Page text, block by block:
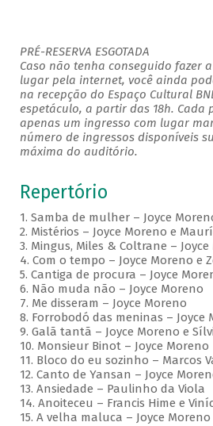
PRÉ-RESERVA ESGOTADA
Caso não tenha conseguido fazer
lugar pela internet, você ainda
na recepção do Espaço Cultural
espetáculo, a partir das 18h. Cada
apenas um ingresso com lugar
número de ingressos disponíveis
máxima do auditório.
Repertório
1. Samba de mulher – Joyce
2. Mistérios – Joyce Moreno e
3. Mingus, Miles & Coltrane –
4. Com o tempo – Joyce Moreno e
5. Cantiga de procura – Joyce
6. Não muda não – Joyce Moreno
7. Me disseram – Joyce Moreno
8. Forrobodó das meninas – Joyce
9. Galã tantã – Joyce Moreno e
10. Monsieur Binot – Joyce Moreno
11. Bloco do eu sozinho – Marcos
12. Canto de Yansan – Joyce
13. Ansiedade – Paulinho da Viola
14. Anoiteceu – Francis Hime e
15. A velha maluca – Joyce Moreno